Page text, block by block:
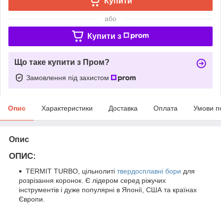
або
Купити з
Що таке купити з Пром?
Замовлення під захистом
Опис Характеристики Доставка Оплата Умови
Опис
ОПИС:
TERMIT TURBO, цільнолиті твердосплавні бори для
розрізання коронок. Є лідером серед ріжучих
інструментів і дуже популярні в Японії, США та країнах
Європи.